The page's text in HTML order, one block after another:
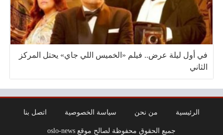
في أول ليلة عرض.. فيلم «الخميس اللي جاي» يحتل المركز
الثاني
الرئيسية من نحن سياسة الخصوصية اتصل بنا
جميع الحقوق محفوظة لصالح موقع oslo-news